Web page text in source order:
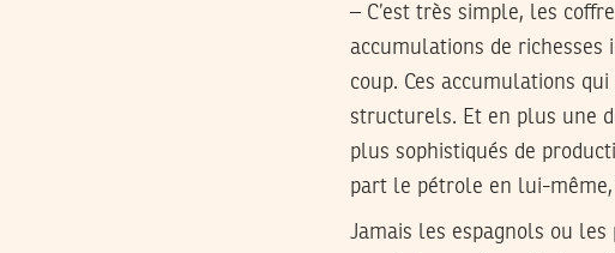
– C’est très simple, les
accumulations de richesses
coup. Ces accumulations
structurels. Et en plus une
plus sophistiqués de
part le pétrole en lui-même,
Jamais les espagnols ou